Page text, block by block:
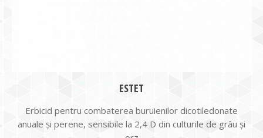
ESTET
Erbicid pentru combaterea buruienilor dicotiledonate
anuale şi perene, sensibile la 2,4 D din culturile de grâu şi